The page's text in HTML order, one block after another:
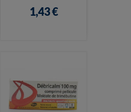
1,43 €